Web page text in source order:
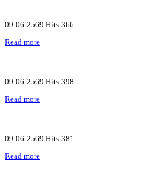
09-06-2569 Hits:366
Read more
09-06-2569 Hits:398
Read more
09-06-2569 Hits:381
Read more